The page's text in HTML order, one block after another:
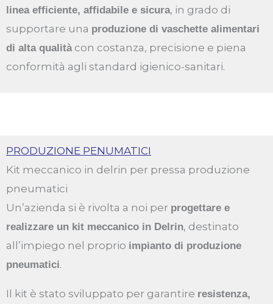
linea efficiente, affidabile e sicura, in grado di
supportare una produzione di vaschette alimentari
di alta qualitàcon costanza, precisione e piena
conformità agli standard igienico-sanitari.
PRODUZIONE PENUMATICI
Kit meccanico in delrin per pressa produzione
pneumatici
Un’azienda si è rivolta a noi per progettare e
realizzare un kit meccanico in Delrin, destinato
all’impiego nel proprio impianto di produzione
pneumatici.
Il kit è stato sviluppato per garantire resistenza,